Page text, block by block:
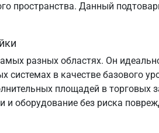
пространства. Данный
разных областях. Он
в качестве базового
площадей в торговых
и оборудование без риска